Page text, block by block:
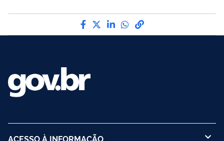
Compartilhe por Facebook
Compartilhe por Twitter
Compartilhe por
Compartilhe por
link para Copiar
ACESSO À INFORMAÇÃO